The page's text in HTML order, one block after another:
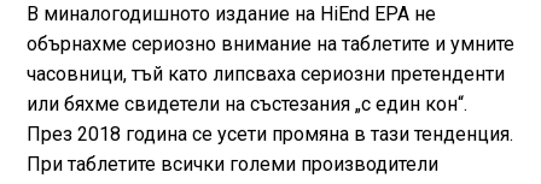
В миналогодишното издание на HiEnd EPA не
обърнахме сериозно внимание на таблетите и умните
часовници, тъй като липсваха сериозни претенденти
или бяхме свидетели на състезания „с един кон“.
През 2018 година се усети промяна в тази тенденция.
При таблетите всички големи производители